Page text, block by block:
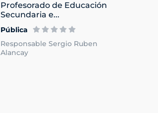
Profesorado de Educación
Secundaria e...
Pública
Responsable Sergio Ruben
Alancay